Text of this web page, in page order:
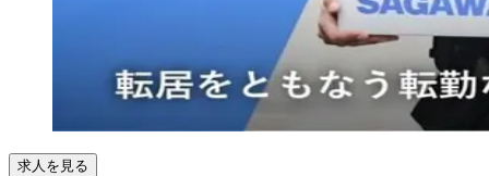
求人を見る